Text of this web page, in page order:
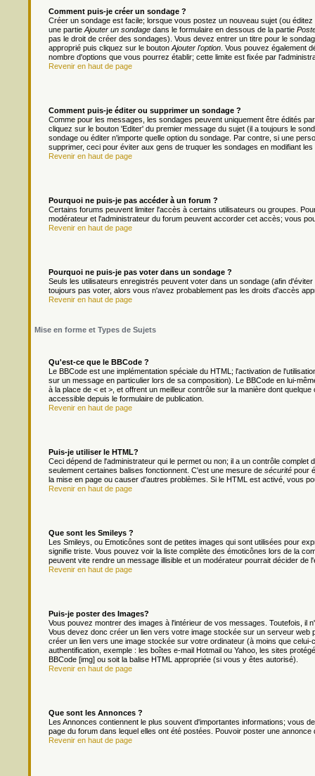
Comment puis-je créer un sondage ?
Créer un sondage est facile; lorsque vous postez un nouveau sujet (ou
une partie Ajouter un sondage dans le formulaire en dessous de la partie
pas le droit de créer des sondages). Vous devez entrer un titre pour le
approprié puis cliquez sur le bouton Ajouter l'option . Vous pouvez également
nombre d'options que vous pourrez établir; cette limite est fixée par
Revenir en haut de page
Comment puis-je éditer ou supprimer un sondage ?
Comme pour les messages, les sondages peuvent uniquement être édités
cliquez sur le bouton 'Editer' du premier message du sujet (il a toujours le
sondage ou éditer n'importe quelle option du sondage. Par contre, si une
supprimer, ceci pour éviter aux gens de truquer les sondages en modifiant
Revenir en haut de page
Pourquoi ne puis-je pas accéder à un forum ?
Certains forums peuvent limiter l'accès à certains utilisateurs ou groupes.
modérateur et l'administrateur du forum peuvent accorder cet accès; vous
Revenir en haut de page
Pourquoi ne puis-je pas voter dans un sondage ?
Seuls les utilisateurs enregistrés peuvent voter dans un sondage (afin
toujours pas voter, alors vous n'avez probablement pas les droits d'accès
Revenir en haut de page
Mise en forme et Types de Sujets
Qu'est-ce que le BBCode ?
Le BBCode est une implémentation spéciale du HTML; l'activation de
sur un message en particulier lors de sa composition). Le BBCode en lui-
à la place de < et >, et offrent un meilleur contrôle sur la manière dont
accessible depuis le formulaire de publication.
Revenir en haut de page
Puis-je utiliser le HTML?
Ceci dépend de l'administrateur qui le permet ou non; il a un contrôle
seulement certaines balises fonctionnent. C'est une mesure de sécurité pour
la mise en page ou causer d'autres problèmes. Si le HTML est activé, vous
Revenir en haut de page
Que sont les Smileys ?
Les Smileys, ou Emoticônes sont de petites images qui sont utilisées pour
signifie triste. Vous pouvez voir la liste complète des émoticônes lors de la
peuvent vite rendre un message illisible et un modérateur pourrait décider de
Revenir en haut de page
Puis-je poster des Images?
Vous pouvez montrer des images à l'intérieur de vos messages. Toutefois,
Vous devez donc créer un lien vers votre image stockée sur un serveur web
créer un lien vers une image stockée sur votre ordinateur (à moins que
authentification, exemple : les boîtes e-mail Hotmail ou Yahoo, les sites
BBCode [img] ou soit la balise HTML appropriée (si vous y êtes autorisé).
Revenir en haut de page
Que sont les Annonces ?
Les Annonces contiennent le plus souvent d'importantes informations; vous
page du forum dans lequel elles ont été postées. Pouvoir poster une
Revenir en haut de page